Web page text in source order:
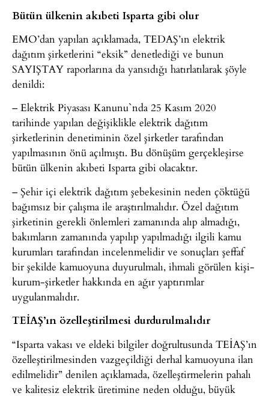
Bütün ülkenin akıbeti Isparta gibi olur
EMO’dan yapılan açıklamada, TEDAŞ’ın elektrik
dağıtım şirketlerini “eksik” denetlediği ve bunun
SAYIŞTAY raporlarına da yansıdığı hatırlatılarak şöyle
denildi:
– Elektrik Piyasası Kanunu`nda 25 Kasım 2020
tarihinde yapılan değişiklikle elektrik dağıtım
şirketlerinin denetiminin özel şirketler tarafından
yapılmasının önü açılmıştı. Bu dönüşüm gerçekleşirse
bütün ülkenin akıbeti Isparta gibi olacaktır.
– Şehir içi elektrik dağıtım şebekesinin neden çöktüğü
bağımsız bir çalışma ile araştırılmalıdır. Özel dağıtım
şirketinin gerekli önlemleri zamanında alıp almadığı,
bakımların zamanında yapılıp yapılmadığı ilgili kamu
kurumları tarafından incelenmelidir ve sonuçları şeffaf
bir şekilde kamuoyuna duyurulmalı, ihmali görülen kişi-
kurum-şirketler hakkında en ağır yaptırımlar
uygulanmalıdır.
TEİAŞ’ın özelleştirilmesi durdurulmalıdır
“Isparta vakası ve eldeki bilgiler doğrultusunda TEİAŞ’ın
özelleştirilmesinden vazgeçildiği derhal kamuoyuna ilan
edilmelidir” denilen açıklamada, özelleştirmelerin pahalı
ve kalitesiz elektrik üretimine neden olduğu, büyük